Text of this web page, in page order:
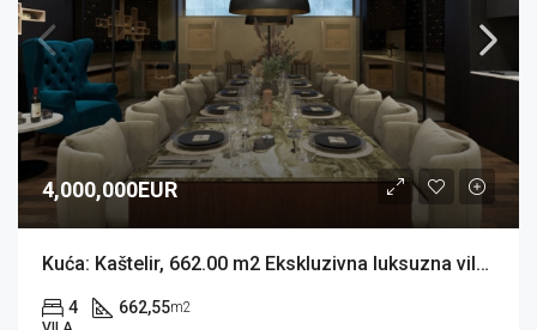
4,000,000EUR
Kuća: Kaštelir, 662.00 m2 Ekskluzivna luksuzna vila (prodaja)
4 662,55m2